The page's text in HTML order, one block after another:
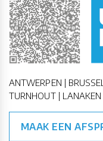
ANTWERPEN |
TURNHOUT |
MAAK EEN